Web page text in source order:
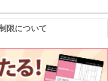
限について